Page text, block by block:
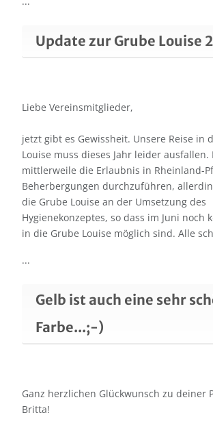
Update zur Grube Louise
Liebe Vereinsmitglieder,
jetzt gibt es Gewissheit. Unsere Reise in
Louise muss dieses Jahr leider ausfallen.
mittlerweile die Erlaubnis in Rheinland-
Beherbergungen durchzuführen,
die Grube Louise an der Umsetzung des
Hygienekonzeptes, so dass im Juni noch
in die Grube Louise möglich sind. Alle
...
Gelb ist auch eine sehr
Farbe...;-)
Ganz herzlichen Glückwunsch zu deiner
Britta!